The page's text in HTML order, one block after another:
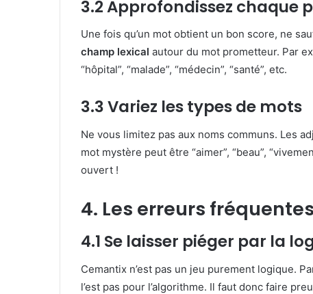
3.2 Approfondissez chaque
Une fois qu’un mot obtient un bon score, ne
champ lexical autour du mot prometteur. Par
“hôpital”, “malade”, “médecin”, “santé”, etc.
3.3 Variez les types de mots
Ne vous limitez pas aux noms communs. Les
mot mystère peut être “aimer”, “beau”,
ouvert !
4. Les erreurs
4.1 Se laisser piéger par la
Cemantix n’est pas un jeu purement logique.
l’est pas pour l’algorithme. Il faut donc faire